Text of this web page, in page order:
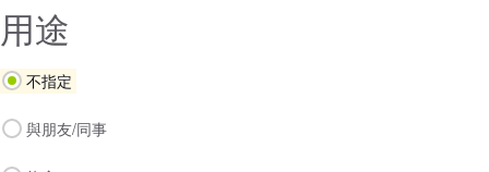
用途
不指定
與朋友/同事